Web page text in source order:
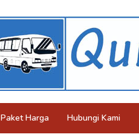
Paket Harga Hubungi Kami